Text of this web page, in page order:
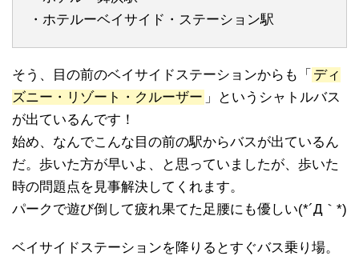
・ホテルーベイサイド・ステーション駅
そう、目の前のベイサイドステーションからも「 ディ
ズニー・リゾート・クルーザー 」というシャトルバス
が出ているんです！
始め、なんでこんな目の前の駅からバスが出ているん
だ。歩いた方が早いよ、と思っていましたが、歩いた
時の問題点を見事解決してくれます。
パークで遊び倒して疲れ果てた足腰にも優しい(*´Д｀*)
ベイサイドステーションを降りるとすぐバス乗り場。